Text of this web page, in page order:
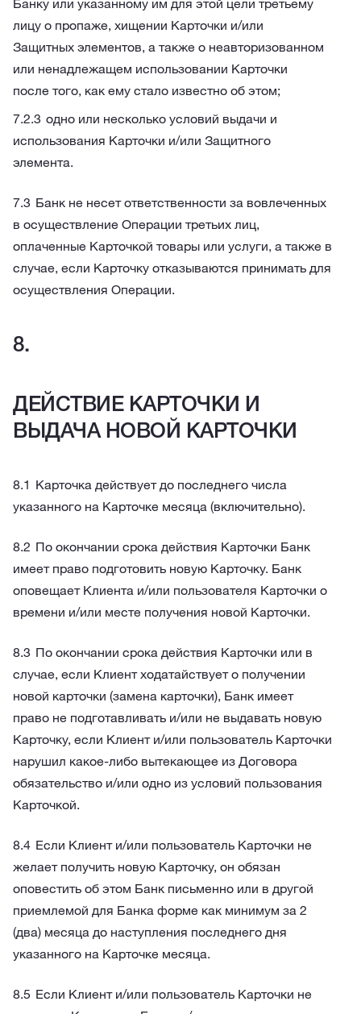
Банку или указанному им для этой цели третьему
лицу о пропаже, хищении Карточки и/или
Защитных элементов, а также о неавторизованном
или ненадлежащем использовании Карточки
после того, как ему стало известно об этом;
одно или несколько условий выдачи и
использования Карточки и/или Защитного
элемента.
Банк не несет ответственности за вовлеченных
в осуществление Операции третьих лиц,
оплаченные Карточкой товары или услуги, а также в
случае, если Карточку отказываются принимать для
осуществления Операции.
ДЕЙСТВИЕ КАРТОЧКИ И
ВЫДАЧА НОВОЙ КАРТОЧКИ
Карточка действует до последнего числа
указанного на Карточке месяца (включительно).
По окончании срока действия Карточки Банк
имеет право подготовить новую Карточку. Банк
оповещает Клиента и/или пользователя Карточки о
времени и/или месте получения новой Карточки.
По окончании срока действия Карточки или в
случае, если Клиент ходатайствует о получении
новой карточки (замена карточки), Банк имеет
право не подготавливать и/или не выдавать новую
Карточку, если Клиент и/или пользователь Карточки
нарушил какое-либо вытекающее из Договора
обязательство и/или одно из условий пользования
Карточкой.
Если Клиент и/или пользователь Карточки не
желает получить новую Карточку, он обязан
оповестить об этом Банк письменно или в другой
приемлемой для Банка форме как минимум за 2
(два) месяца до наступления последнего дня
указанного на Карточке месяца.
Если Клиент и/или пользователь Карточки не